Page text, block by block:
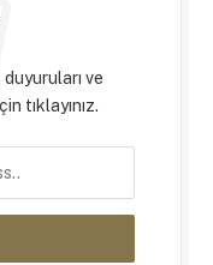
ve
tıklayınız.